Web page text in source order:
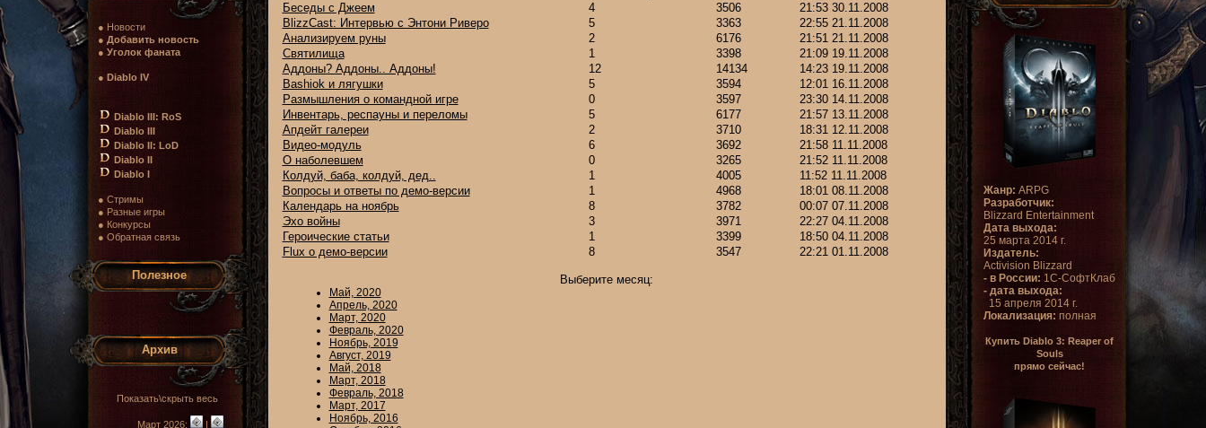
● Новости
● Добавить новость
● Уголок фаната
● Diablo IV
Diablo III: RoS
Diablo III
Diablo II: LoD
Diablo II
Diablo I
● Стримы
● Разные игры
● Конкурсы
● Обратная связь
Полезное
Архив
Показать\скрыть весь
Март 2026:
|
Беседы с Джеем
4 3506
21:53 30.11.2008
BlizzCast: Интервью с Энтони Риверо
5 3363
22:55 21.11.2008
Анализируем руны
2 6176
21:51 21.11.2008
Святилища
1 3398
21:09 19.11.2008
Аддоны? Аддоны.. Аддоны!
12 14134
14:23 19.11.2008
Bashiok и лягушки
5 3594
12:01 16.11.2008
Размышления о командной игре
0 3597
23:30 14.11.2008
Инвентарь, респауны и переломы
5 6177
21:57 13.11.2008
Апдейт галереи
2 3710
18:31 12.11.2008
Видео-модуль
6 3692
21:58 11.11.2008
О наболевшем
0 3265
21:52 11.11.2008
Колдуй, баба, колдуй, дед..
1 4005
11:52 11.11.2008
Вопросы и ответы по демо-версии
1 4968
18:01 08.11.2008
Календарь на ноябрь
8 3782
00:07 07.11.2008
Эхо войны
3 3971
22:27 04.11.2008
Героические статьи
1 3399
18:50 04.11.2008
Flux о демо-версии
8 3547 22:21 01.11.2008
Выберите месяц:
Май, 2020
Апрель, 2020
Март, 2020
Февраль, 2020
Ноябрь, 2019
Август, 2019
Май, 2018
Март, 2018
Февраль, 2018
Март, 2017
Ноябрь, 2016
Жанр: ARPG
Разработчик:
Blizzard Entertainment
Дата выхода:
25 марта 2014 г.
Издатель:
Activision Blizzard
- в России: 1С-СофтКлаб
- дата выхода:
15 апреля 2014 г.
Локализация: полная
Купить Diablo 3: Reaper of
Souls
прямо сейчас!